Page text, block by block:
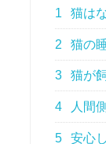
1 猫は
2 猫の
3 猫が
4 人間
5 安心